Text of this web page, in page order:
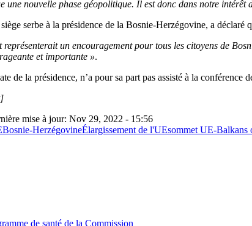
une nouvelle phase géopolitique. Il est donc dans notre intérêt
serbe à la présidence de la Bosnie-Herzégovine, a déclaré
représenterait un encouragement pour tous les citoyens de
et importante ».
de la présidence, n’a pour sa part pas assisté à la conférence
mise à jour: Nov 29, 2022 - 15:56
Bosnie-HerzégovineÉlargissement de l'UEsommet UE-Balkans
de santé de la Commission